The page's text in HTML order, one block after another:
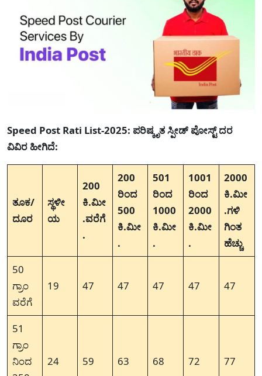
Speed Post Rati List-2025: ಪರಿಷ್ಕೃತ ಸ್ಪೀಡ್ ಪೋಸ್ಟ್ ದರ
ವಿವಿರ ಹೀಗಿದೆ:
ತೂಕ/
ದೂರ
ಸ್ಥಳೀ
ಯ
200
ಕಿ.ಮೀ
.ವರೆಗೆ
.
200
ರಿಂದ
500
ಕಿ.ಮೀ
.
501
ರಿಂದ
1000
ಕಿ.ಮೀ
.
1001
ರಿಂದ
2000
ಕಿ.ಮೀ
.
2000
ಕಿ.ಮೀ
.ಗಳಿ
ಗಿಂತ
ಹೆಚ್ಚು
50
ಗ್ರಾಂ
ವರೆಗೆ
19 47 47 47 47 47
51
ಗ್ರಾಂ
ನಿಂದ
24 59 63 68 72 77